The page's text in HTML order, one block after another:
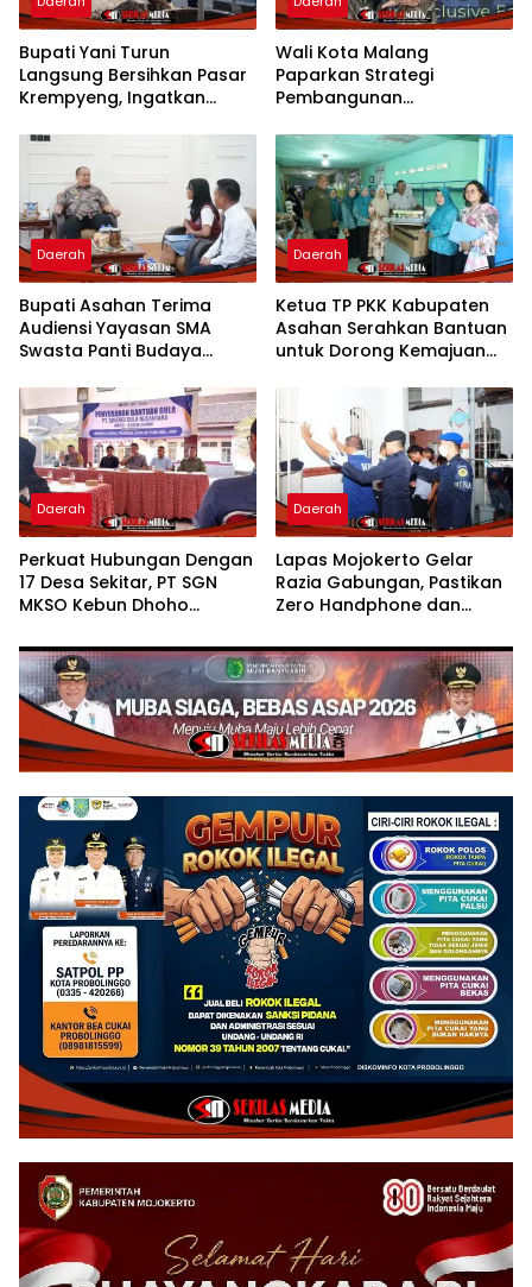
Bupati Yani Turun
Langsung Bersihkan Pasar
Krempyeng, Ingatkan
Panjang
Wali Kota Malang
Paparkan Strategi
Pembangunan
Nasional CNN Indonesia
Daerah
Bupati Asahan Terima
Audiensi Yayasan SMA
Swasta Panti Budaya
Grace Natalie Sagala
Daerah
Ketua TP PKK Kabupaten
Asahan Serahkan Bantuan
untuk Dorong Kemajuan
Sentang
Daerah
Perkuat Hubungan Dengan
17 Desa Sekitar, PT SGN
MKSO Kebun Dhoho
Gula
Daerah
Lapas Mojokerto Gelar
Razia Gabungan, Pastikan
Zero Handphone dan